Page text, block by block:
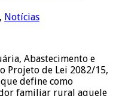
, Notícias
Abastecimento e
Projeto de Lei 2082/15,
define como
familiar rural aquele